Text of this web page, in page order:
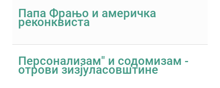
Папа Фрањо и америчка
реконквиста
Персонализам" и содомизам -
отрови зизјуласовштине